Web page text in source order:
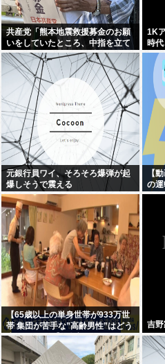
共産党「熊本地震救援募金のお願
いをしていたところ、中指を立て
られました。嫌がらせ酷い」
1K
時
人
元銀行員ワイ、そろそろ爆弾が起
爆しそうで震える
【
の
【65歳以上の単身世帯が933万世
帯 集団が苦手な”高齢男性”はどう
生きていく？】孤独死のリスク
も…専門家 「8日以上見つからな
いのも圧倒的に男性」
吉野